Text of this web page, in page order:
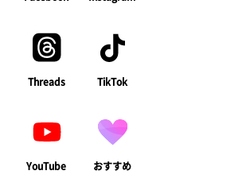
Threads TikTok
YouTube おすすめ